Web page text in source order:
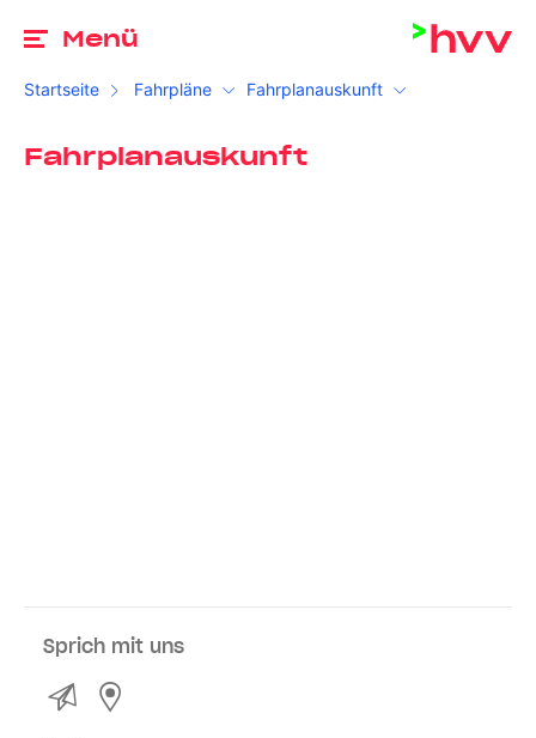
Menü
Startseite Fahrpläne Fahrplanauskunft
Fahrplanauskunft
Sprich mit uns
Kontakt